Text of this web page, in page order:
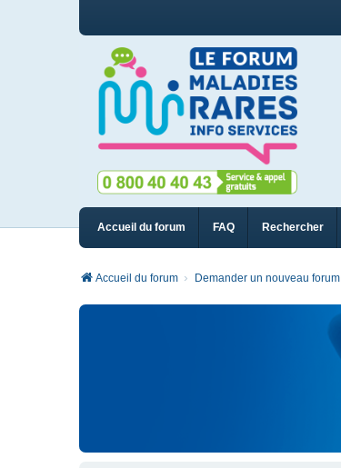
Accueil du forum FAQ Rechercher
Accueil du forum Demander un nouveau forum